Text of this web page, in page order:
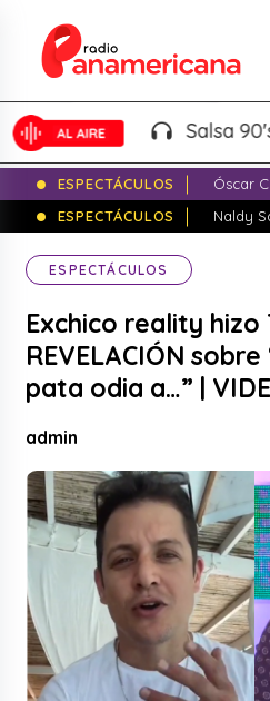
Salsa 90's |
ESPECTÁCULOS
Óscar
ESPECTÁCULOS
Naldy
ESPECTÁCULOS
Exchico reality hizo
REVELACIÓN sobre
pata odia a…” |
admin